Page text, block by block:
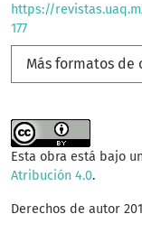
https://
177
Más formatos de
Esta obra está bajo
Atribución 4.0.
Derechos de autor